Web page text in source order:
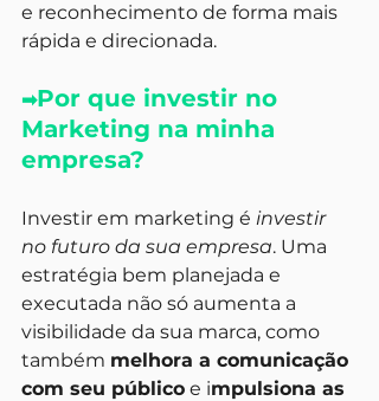
e reconhecimento de forma mais
rápida e direcionada.
➡Por que investir no
Marketing na minha
empresa?
Investir em marketing é investir
no futuro da sua empresa. Uma
estratégia bem planejada e
executada não só aumenta a
visibilidade da sua marca, como
também melhora a comunicação
com seu público e impulsiona as